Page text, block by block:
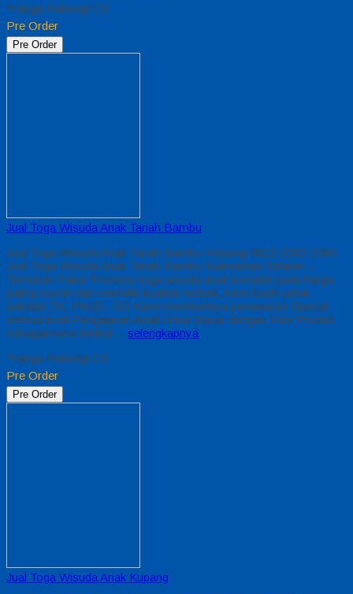
*Harga Hubungi CS
Pre Order
Pre Order
Jual Toga Wisuda Anak Tanah Bambu
Jual Toga Wisuda Anak Tanah Bambu Hubungi 0812-2282-1060
Jual Toga Wisuda Anak Tanah Bambu Kalimantan Selatan –
Temukan Paket Promosi toga wisuda anak komplet pada harga
paling murah dan memiliki kualitas terbaik, kami kasih untuk
sekolah TK, PAUD , SD Kami memberinya penawaran Special
semua level Pengajaran Anak Umur Dasar dengan Fitur Produk
sebagaimana berikut… selengkapnya
*Harga Hubungi CS
Pre Order
Pre Order
Jual Toga Wisuda Anak Kupang